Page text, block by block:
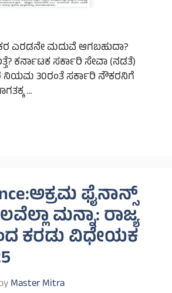
ಎರಡನೇ ಮದುವೆ ಆಗಬಹುದಾ?
ಕರ್ನಾಟಕ ಸರ್ಕಾರಿ ಸೇವಾ (ನಡತೆ)
ನಿಯಮ 30ರಂತೆ ಸರ್ಕಾರಿ ನೌಕರನಿಗೆ
…
ಫೈನಾನ್ಸ್
ಮನ್ನಾ: ರಾಜ್ಯ
ಕರಡು ವಿಧೇಯಕ
Master Mitra